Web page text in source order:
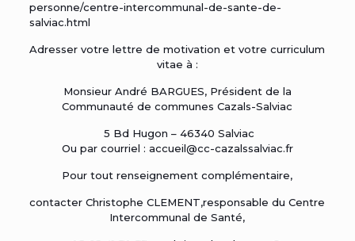
personne/centre-intercommunal-de-sante-de-
salviac.html
Adresser votre lettre de motivation et votre curriculum
vitae à :
Monsieur André BARGUES, Président de la
Communauté de communes Cazals-Salviac
5 Bd Hugon – 46340 Salviac
Ou par courriel : accueil@cc-cazalssalviac.fr
Pour tout renseignement complémentaire,
contacter Christophe CLEMENT,responsable du Centre
Intercommunal de Santé,